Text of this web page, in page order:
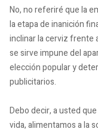
No, no referiré que la
la etapa de inanición
inclinar la cerviz frente
se sirve impune del
elección popular y
publicitarios.
Debo decir, a usted
vida, alimentamos a la